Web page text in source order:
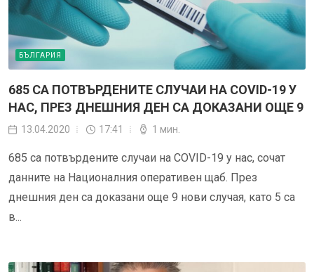
БЪЛГАРИЯ
685 СА ПОТВЪРДЕНИТЕ СЛУЧАИ НА COVID-19 У
НАС, ПРЕЗ ДНЕШНИЯ ДЕН СА ДОКАЗАНИ ОЩЕ 9
13.04.2020 17:41 1 мин.
685 са потвърдените случаи на COVID-19 у нас, сочат
данните на Националния оперативен щаб. През
днешния ден са доказани още 9 нови случая, като 5 са
в...